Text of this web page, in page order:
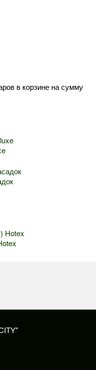
в корзине на сумму